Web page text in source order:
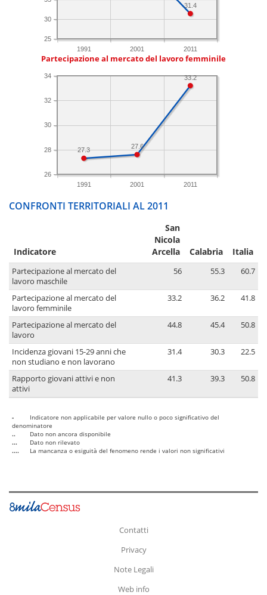
1991 2001 2011
25
30
31.4
Partecipazione al mercato del lavoro femminile
1991 2001 2011
26
28
30
32
34 33.2
27.6
27.3
CONFRONTI TERRITORIALI AL 2011
Indicatore
San
Nicola
Arcella
Calabria Italia
Partecipazione al mercato del
lavoro maschile
56 55.3 60.7
Partecipazione al mercato del
lavoro femminile
33.2 36.2 41.8
Partecipazione al mercato del
lavoro
44.8 45.4 50.8
Incidenza giovani 15-29 anni che
non studiano e non lavorano
31.4 30.3 22.5
Rapporto giovani attivi e non
attivi
41.3 39.3 50.8
-
Indicatore non applicabile per valore nullo o poco significativo del
denominatore
..
Dato non ancora disponibile
...
Dato non rilevato
....
La mancanza o esiguità del fenomeno rende i valori non significativi
Contatti
Privacy
Note Legali
Web info